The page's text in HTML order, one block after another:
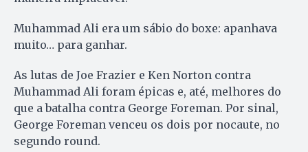
Muhammad Ali era um sábio do boxe: apanhava
muito… para ganhar.
As lutas de Joe Frazier e Ken Norton contra
Muhammad Ali foram épicas e, até, melhores do
que a batalha contra George Foreman. Por sinal,
George Foreman venceu os dois por nocaute, no
segundo round.